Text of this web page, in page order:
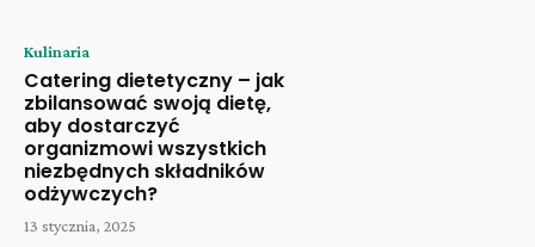
Kulinaria
Catering dietetyczny – jak
zbilansować swoją dietę,
aby dostarczyć
organizmowi wszystkich
niezbędnych składników
odżywczych?
13 stycznia, 2025